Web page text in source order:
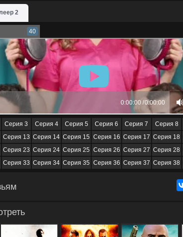
2
40
Серия 3 Серия 4 Серия 5 Серия 6 Серия 7 Серия 8
Серия 13 Серия 14 Серия 15 Серия 16 Серия 17 Серия 18
Серия 23 Серия 24 Серия 25 Серия 26 Серия 27 Серия 28
Серия 33 Серия 34 Серия 35 Серия 36 Серия 37 Серия 38